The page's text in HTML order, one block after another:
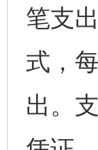
笔支
式，
出。